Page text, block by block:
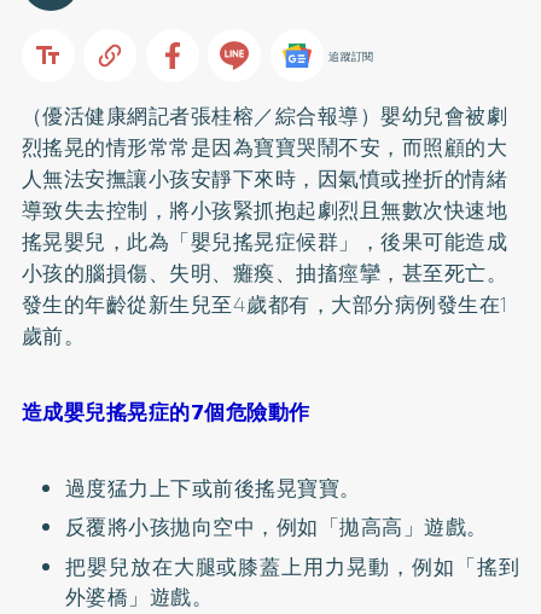
追蹤訂閱
（優活健康網記者張桂榕／綜合報導）嬰幼兒會被劇
烈搖晃的情形常常是因為寶寶哭鬧不安，而照顧的大
人無法安撫讓小孩安靜下來時，因氣憤或挫折的情緒
導致失去控制，將小孩緊抓抱起劇烈且無數次快速地
搖晃嬰兒，此為「嬰兒搖晃症候群」，後果可能造成
小孩的腦損傷、失明、癱瘓、抽搐痙攣，甚至死亡。
發生的年齡從新生兒至4歲都有，大部分病例發生在1
歲前。
造成嬰兒搖晃症的7個危險動作
過度猛力上下或前後搖晃寶寶。
反覆將小孩拋向空中，例如「拋高高」遊戲。
把嬰兒放在大腿或膝蓋上用力晃動，例如「搖到
外婆橋」遊戲。